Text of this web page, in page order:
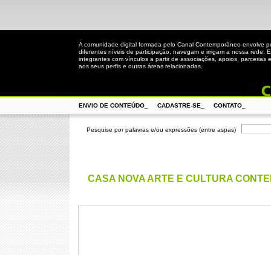
A comunidade digital formada pelo Canal Contemporâneo envolve
diferentes níveis de participação, navegam e irrigam a nossa rede.
integrantes com vínculos a partir de associações, apoios, parcerias
aos seus perfis e outras áreas relacionadas.
ENVIO DE CONTEÚDO_ CADASTRE-SE_ CONTATO_
Pesquise por palavras e/ou expressões (entre aspas)
CASA NOVA ARTE E CULTURA